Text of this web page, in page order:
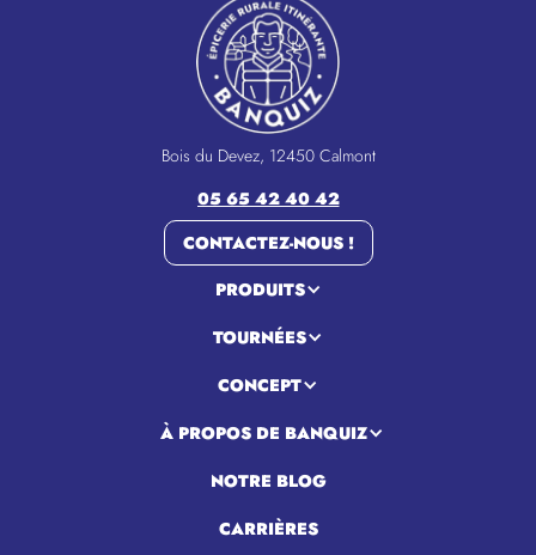
Bois du Devez, 12450 Calmont
05 65 42 40 42
CONTACTEZ-NOUS !
PRODUITS
TOURNÉES
CONCEPT
À PROPOS DE BANQUIZ
NOTRE BLOG
CARRIÈRES